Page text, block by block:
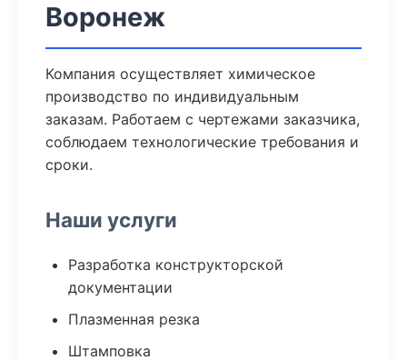
Воронеж
Компания осуществляет химическое
производство по индивидуальным
заказам. Работаем с чертежами заказчика,
соблюдаем технологические требования и
сроки.
Наши услуги
Разработка конструкторской
документации
Плазменная резка
Штамповка